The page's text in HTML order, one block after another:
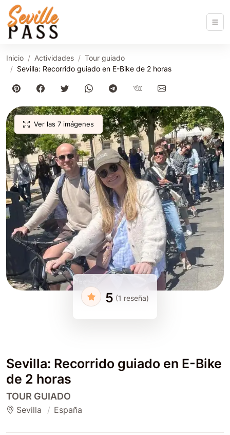
Inicio Actividades
Tour guiado
Sevilla: Recorrido guiado en E-Bike de 2 horas
Ver las 7 imágenes
5 (1 reseña)
Sevilla: Recorrido guiado en E-Bike
de 2 horas
TOUR GUIADO
Sevilla España